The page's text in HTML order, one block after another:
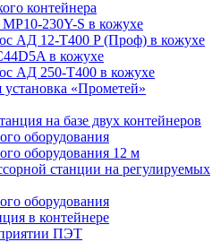
контейнера
MP10-230Y-S в кожухе
АД 12-Т400 P (Проф) в кожухе
в кожухе
АД 250-Т400 в кожухе
установка «Прометей»
на базе двух контейнеров
оборудования
оборудования 12 м
станции на регулируемых
оборудования
в контейнере
ПЭТ